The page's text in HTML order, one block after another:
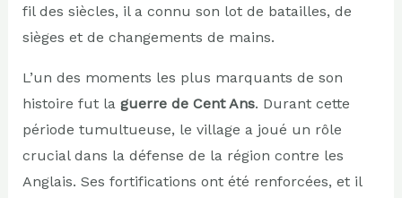
fil des siècles, il a connu son lot de batailles, de
sièges et de changements de mains.
L’un des moments les plus marquants de son
histoire fut la guerre de Cent Ans. Durant cette
période tumultueuse, le village a joué un rôle
crucial dans la défense de la région contre les
Anglais. Ses fortifications ont été renforcées, et il